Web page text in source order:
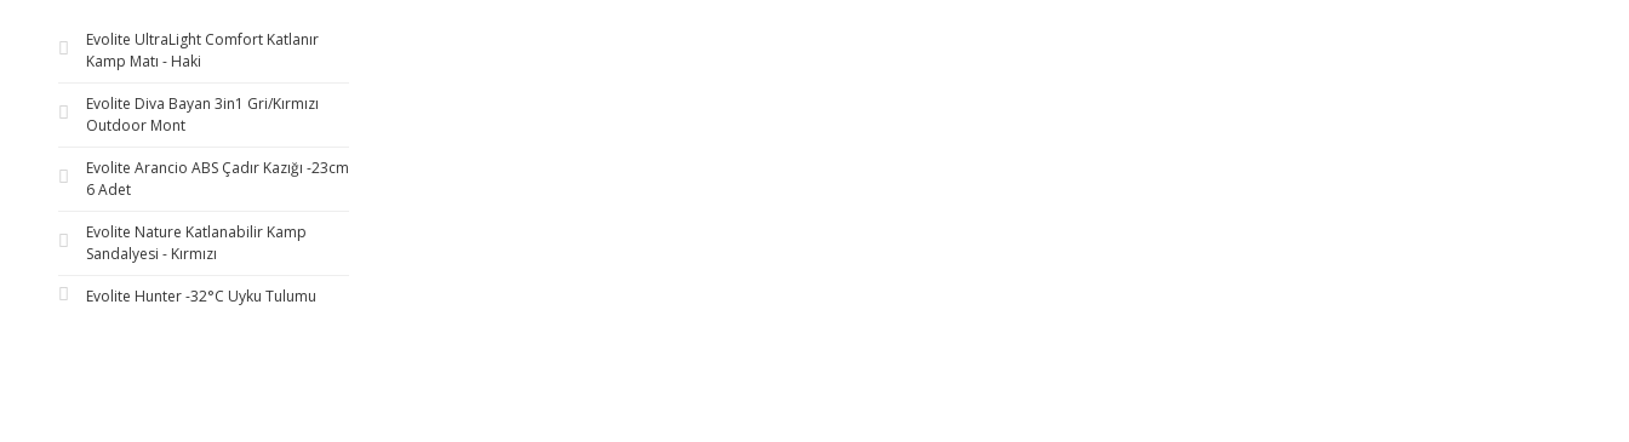
Evolite UltraLight Comfort Katlanır
Kamp Matı - Haki
Evolite Diva Bayan 3in1 Gri/Kırmızı
Outdoor Mont
Evolite Arancio ABS Çadır Kazığı -23cm
6 Adet
Evolite Nature Katlanabilir Kamp
Sandalyesi - Kırmızı
Evolite Hunter -32°C Uyku Tulumu